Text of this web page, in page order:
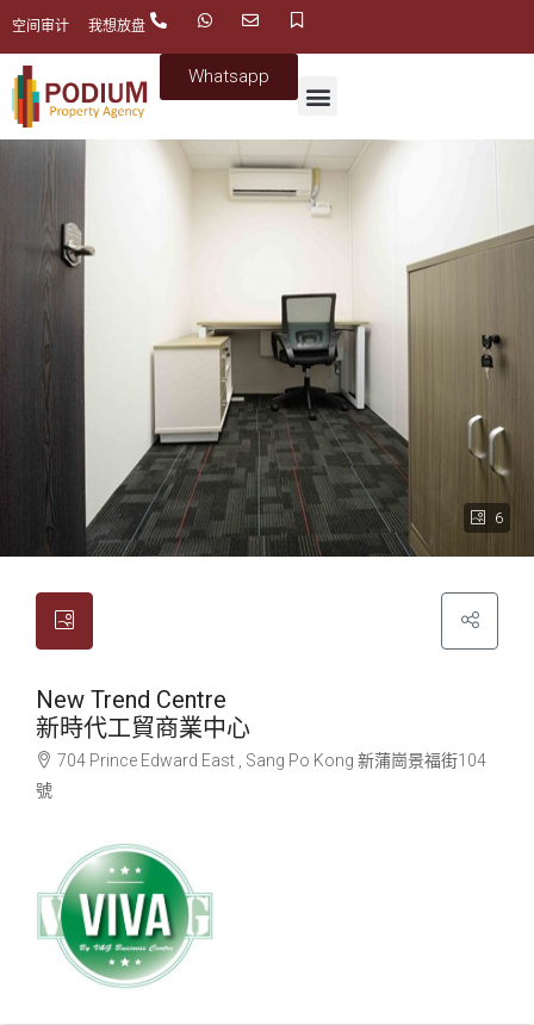
空间审计 我想放盘
Whatsapp
6
New Trend Centre
新時代工貿商業中心
704 Prince Edward East , Sang Po Kong 新蒲崗景福街104
號